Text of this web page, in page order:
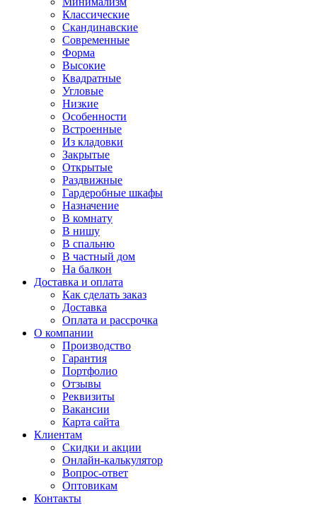
Классические
Скандинавские
Современные
Форма
Высокие
Квадратные
Угловые
Низкие
Особенности
Встроенные
Из кладовки
Закрытые
Открытые
Раздвижные
Гардеробные шкафы
Назначение
В комнату
В нишу
В спальню
В частный дом
На балкон
Доставка и оплата
Как сделать заказ
Доставка
Оплата и рассрочка
О компании
Производство
Гарантия
Портфолио
Отзывы
Реквизиты
Вакансии
Карта сайта
Клиентам
Скидки и акции
Онлайн-калькулятор
Вопрос-ответ
Оптовикам
Контакты